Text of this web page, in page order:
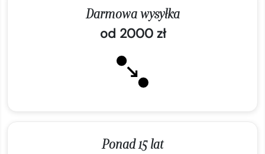
Darmowa wysyłka
od 2000 zł
Ponad 15 lat